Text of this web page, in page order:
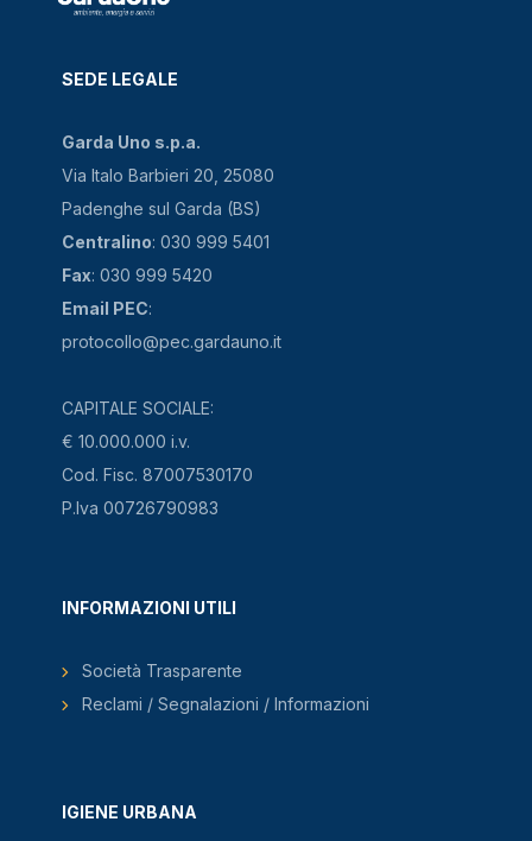
SEDE LEGALE
Garda Uno s.p.a.
Via Italo Barbieri 20, 25080
Padenghe sul Garda (BS)
Centralino: 030 999 5401
Fax: 030 999 5420
Email PEC:
protocollo@pec.gardauno.it
CAPITALE SOCIALE:
€ 10.000.000 i.v.
Cod. Fisc. 87007530170
P.Iva 00726790983
IGIENE URBANA
INFORMAZIONI UTILI
Società Trasparente
Reclami / Segnalazioni / Informazioni